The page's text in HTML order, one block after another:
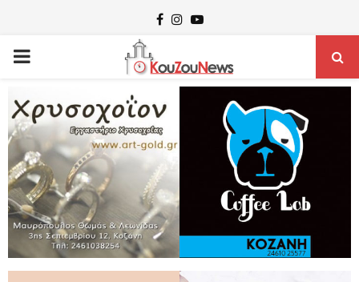
Facebook
Instagram
Youtube
PRIMARY
MENU